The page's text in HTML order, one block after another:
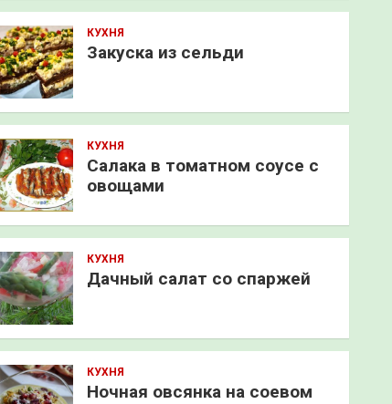
КУХНЯ
Закуска из сельди
КУХНЯ
Салака в томатном соусе с
овощами
КУХНЯ
Дачный салат со спаржей
КУХНЯ
Ночная овсянка на соевом